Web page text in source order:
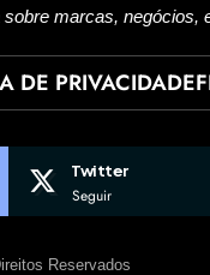
marcas,
DE PRIVACIDADE
Twitter
Seguir
Reservados